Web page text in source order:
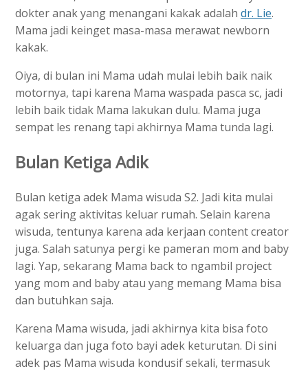
dokter anak yang menangani kakak adalah dr. Lie.
Mama jadi keinget masa-masa merawat newborn
kakak.
Oiya, di bulan ini Mama udah mulai lebih baik naik
motornya, tapi karena Mama waspada pasca sc, jadi
lebih baik tidak Mama lakukan dulu. Mama juga
sempat les renang tapi akhirnya Mama tunda lagi.
Bulan Ketiga Adik
Bulan ketiga adek Mama wisuda S2. Jadi kita mulai
agak sering aktivitas keluar rumah. Selain karena
wisuda, tentunya karena ada kerjaan content creator
juga. Salah satunya pergi ke pameran mom and baby
lagi. Yap, sekarang Mama back to ngambil project
yang mom and baby atau yang memang Mama bisa
dan butuhkan saja.
Karena Mama wisuda, jadi akhirnya kita bisa foto
keluarga dan juga foto bayi adek keturutan. Di sini
adek pas Mama wisuda kondusif sekali, termasuk